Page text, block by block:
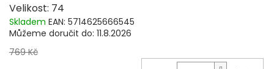
Velikost: 74
Skladem EAN: 5714625666545
Můžeme doručit do: 11.8.2026
769 Kč